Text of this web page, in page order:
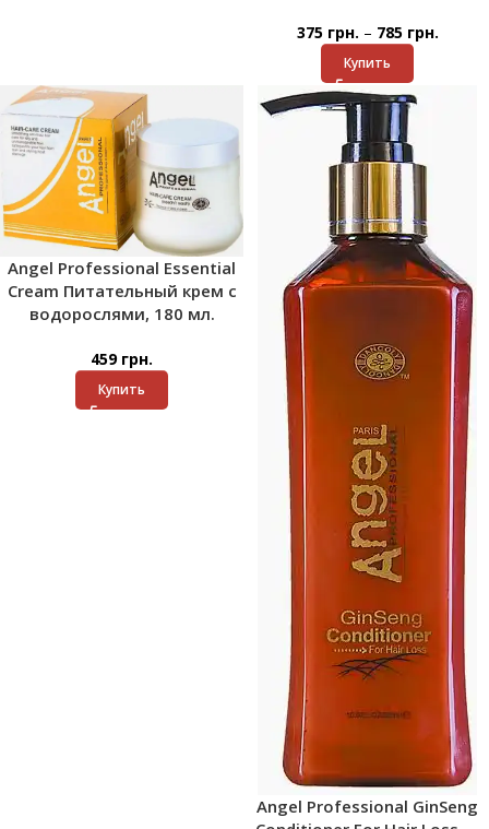
375 грн. – 785 грн.
Купить
Angel Professional Essential
Cream Питательный крем с
водорослями, 180 мл.
459 грн.
Купить
Angel Professional GinSeng